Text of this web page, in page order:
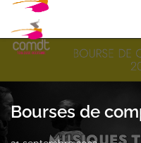
Bourses de